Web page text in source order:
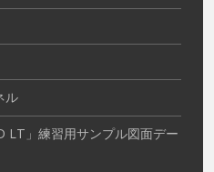
ル
LT」練習用サンプル図面デー